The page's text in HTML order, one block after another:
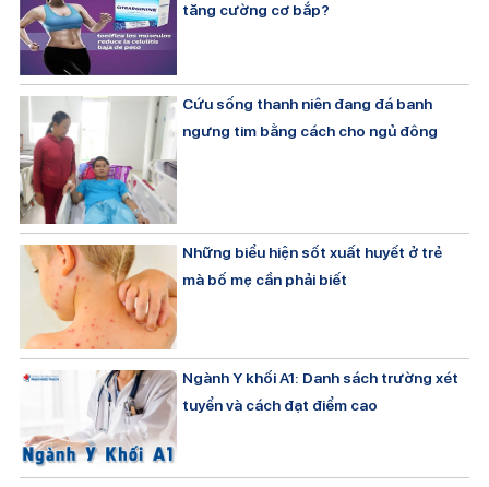
tăng cường cơ bắp?
Cứu sống thanh niên đang đá banh
ngưng tim bằng cách cho ngủ đông
Những biểu hiện sốt xuất huyết ở trẻ
mà bố mẹ cần phải biết
Ngành Y khối A1: Danh sách trường xét
tuyển và cách đạt điểm cao